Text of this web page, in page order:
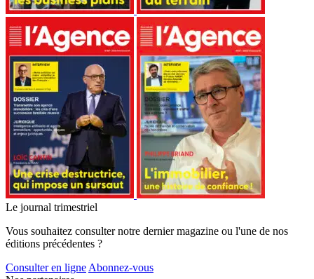
Le journal trimestriel
Vous souhaitez consulter notre dernier magazine ou l'une de nos
éditions précédentes ?
Consulter en ligne Abonnez-vous